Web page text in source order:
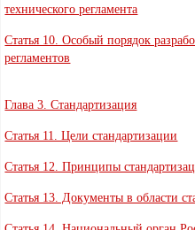
технического регламента
Статья 10. Особый порядок
регламентов
Глава 3. Стандартизация
Статья 11. Цели стандартизации
Статья 12. Принципы
Статья 13. Документы в области